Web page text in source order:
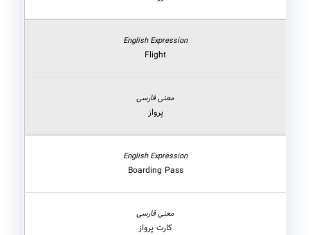
Flight
پرواز
Boarding Pass
کارت پرواز